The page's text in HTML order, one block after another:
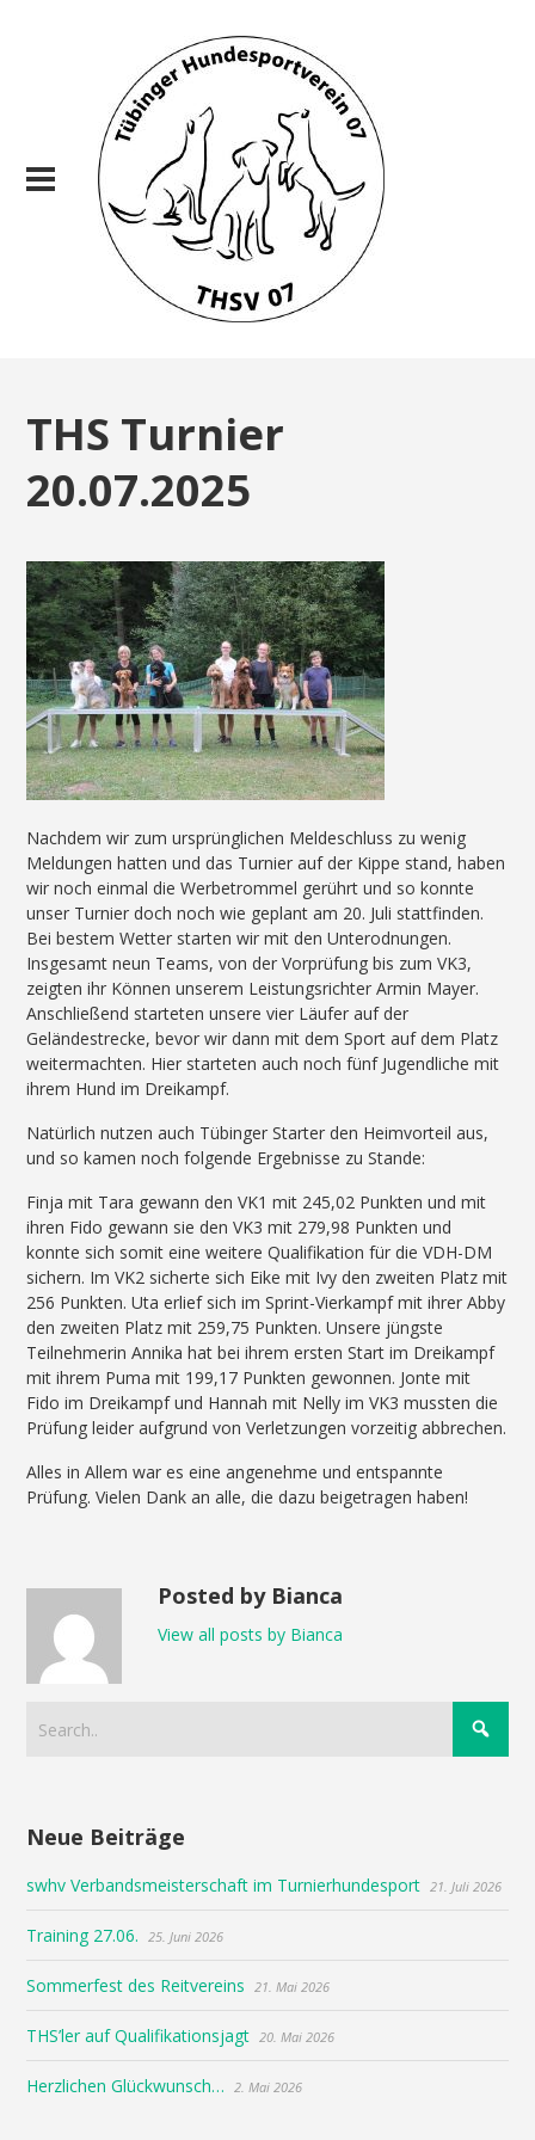
THS Turnier
20.07.2025
Nachdem wir zum ursprünglichen Meldeschluss zu wenig
Meldungen hatten und das Turnier auf der Kippe stand, haben
wir noch einmal die Werbetrommel gerührt und so konnte
unser Turnier doch noch wie geplant am 20. Juli stattfinden.
Bei bestem Wetter starten wir mit den Unterodnungen.
Insgesamt neun Teams, von der Vorprüfung bis zum VK3,
zeigten ihr Können unserem Leistungsrichter Armin Mayer.
Anschließend starteten unsere vier Läufer auf der
Geländestrecke, bevor wir dann mit dem Sport auf dem Platz
weitermachten. Hier starteten auch noch fünf Jugendliche mit
ihrem Hund im Dreikampf.
Natürlich nutzen auch Tübinger Starter den Heimvorteil aus,
und so kamen noch folgende Ergebnisse zu Stande:
Finja mit Tara gewann den VK1 mit 245,02 Punkten und mit
ihren Fido gewann sie den VK3 mit 279,98 Punkten und
konnte sich somit eine weitere Qualifikation für die VDH-DM
sichern. Im VK2 sicherte sich Eike mit Ivy den zweiten Platz mit
256 Punkten. Uta erlief sich im Sprint-Vierkampf mit ihrer Abby
den zweiten Platz mit 259,75 Punkten. Unsere jüngste
Teilnehmerin Annika hat bei ihrem ersten Start im Dreikampf
mit ihrem Puma mit 199,17 Punkten gewonnen. Jonte mit
Fido im Dreikampf und Hannah mit Nelly im VK3 mussten die
Prüfung leider aufgrund von Verletzungen vorzeitig abbrechen.
Alles in Allem war es eine angenehme und entspannte
Prüfung. Vielen Dank an alle, die dazu beigetragen haben!
Posted by Bianca
View all posts by Bianca
Neue Beiträge
swhv Verbandsmeisterschaft im Turnierhundesport 21. Juli 2026
Training 27.06. 25. Juni 2026
Sommerfest des Reitvereins 21. Mai 2026
THS’ler auf Qualifikationsjagt 20. Mai 2026
Herzlichen Glückwunsch… 2. Mai 2026